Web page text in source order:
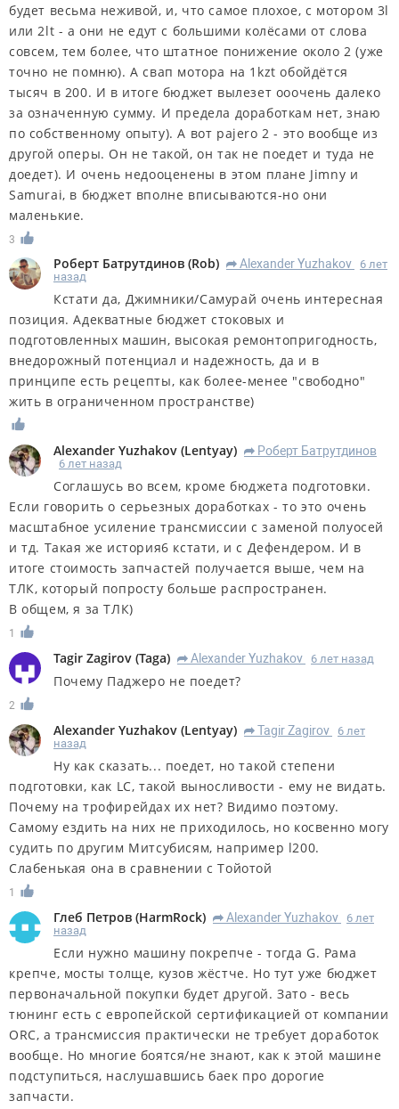
будет весьма неживой, и, что самое плохое, с мотором 3l
или 2lt - а они не едут с большими колёсами от слова
совсем, тем более, что штатное понижение около 2 (уже
точно не помню). А свап мотора на 1kzt обойдётся
тысяч в 200. И в итоге бюджет вылезет ооочень далеко
за означенную сумму. И предела доработкам нет, знаю
по собственному опыту). А вот pajero 2 - это вообще из
другой оперы. Он не такой, он так не поедет и туда не
доедет). И очень недооценены в этом плане Jimny и
Samurai, в бюджет вполне вписываются-но они
маленькие.
3
Роберт Батрутдинов (Rob) R Alexander Yuzhakov
6 лет
назад
Кстати да, Джимники/Самурай очень интересная
позиция. Адекватные бюджет стоковых и
подготовленных машин, высокая ремонтопригодность,
внедорожный потенциал и надежность, да и в
принципе есть рецепты, как более-менее "свободно"
жить в ограниченном пространстве)
Alexander Yuzhakov (Lentyay) R Роберт Батрутдинов
6 лет назад
Соглашусь во всем, кроме бюджета подготовки.
Если говорить о серьезных доработках - то это очень
масштабное усиление трансмиссии с заменой полуосей
и тд. Такая же история6 кстати, и с Дефендером. И в
итоге стоимость запчастей получается выше, чем на
ТЛК, который попросту больше распространен.
В общем, я за ТЛК)
1
Tagir Zagirov (Taga) R Alexander Yuzhakov 6 лет назад
Почему Паджеро не поедет?
2
Alexander Yuzhakov (Lentyay) R Tagir Zagirov
6 лет
назад
Ну как сказать... поедет, но такой степени
подготовки, как LC, такой выносливости - ему не видать.
Почему на трофирейдах их нет? Видимо поэтому.
Самому ездить на них не приходилось, но косвенно могу
судить по другим Митсубисям, например l200.
Слабенькая она в сравнении с Тойотой
1
Глеб Петров (HarmRock) R Alexander Yuzhakov
6 лет
назад
Если нужно машину покрепче - тогда G. Рама
крепче, мосты толще, кузов жёстче. Но тут уже бюджет
первоначальной покупки будет другой. Зато - весь
тюнинг есть с европейской сертификацией от компании
ORC, а трансмиссия практически не требует доработок
вообще. Но многие боятся/не знают, как к этой машине
подступиться, наслушавшись баек про дорогие
запчасти.